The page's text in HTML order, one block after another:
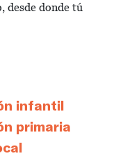
desde donde tú
infantil
primaria